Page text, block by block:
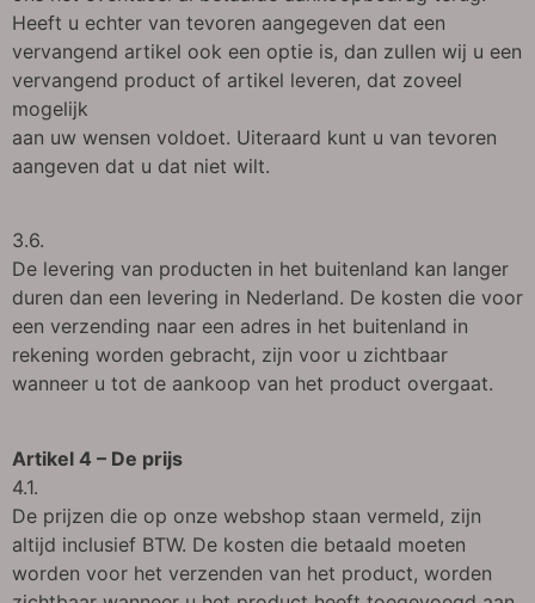
Heeft u echter van tevoren aangegeven dat een
vervangend artikel ook een optie is, dan zullen wij u een
vervangend product of artikel leveren, dat zoveel
mogelijk
aan uw wensen voldoet. Uiteraard kunt u van tevoren
aangeven dat u dat niet wilt.
3.6.
De levering van producten in het buitenland kan langer
duren dan een levering in Nederland. De kosten die voor
een verzending naar een adres in het buitenland in
rekening worden gebracht, zijn voor u zichtbaar
wanneer u tot de aankoop van het product overgaat.
Artikel 4 – De prijs
4.1.
De prijzen die op onze webshop staan vermeld, zijn
altijd inclusief BTW. De kosten die betaald moeten
worden voor het verzenden van het product, worden